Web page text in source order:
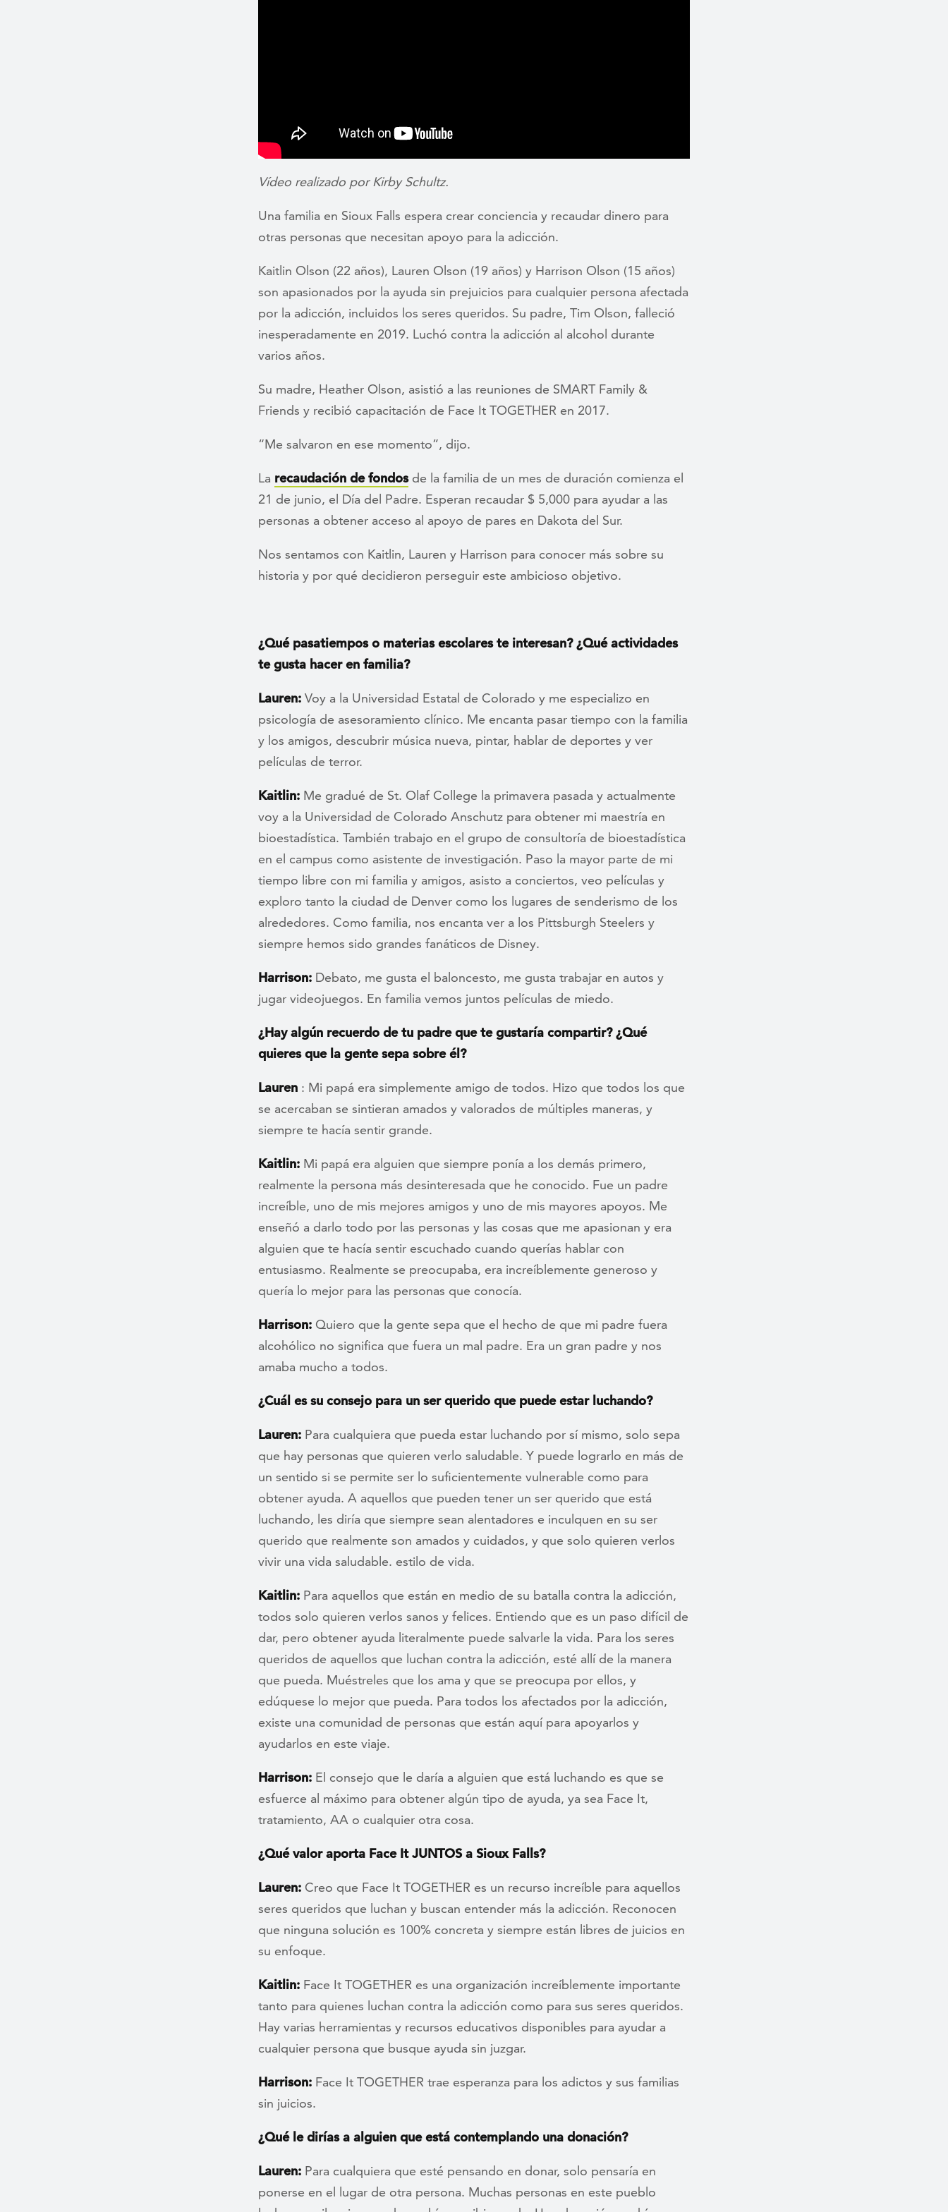
Vídeo realizado por Kirby Schultz.
Una familia en Sioux Falls espera crear conciencia y recaudar dinero para
otras personas que necesitan apoyo para la adicción.
Kaitlin Olson (22 años), Lauren Olson (19 años) y Harrison Olson (15 años)
son apasionados por la ayuda sin prejuicios para cualquier persona afectada
por la adicción, incluidos los seres queridos. Su padre, Tim Olson, falleció
inesperadamente en 2019. Luchó contra la adicción al alcohol durante
varios años.
Su madre, Heather Olson, asistió a las reuniones de SMART Family &
Friends y recibió capacitación de Face It TOGETHER en 2017.
“Me salvaron en ese momento”, dijo.
La recaudación de fondosde la familia de un mes de duración comienza el
21 de junio, el Día del Padre. Esperan recaudar $ 5,000 para ayudar a las
personas a obtener acceso al apoyo de pares en Dakota del Sur.
Nos sentamos con Kaitlin, Lauren y Harrison para conocer más sobre su
historia y por qué decidieron perseguir este ambicioso objetivo.
¿Qué pasatiempos o materias escolares te interesan? ¿Qué actividades
te gusta hacer en familia?
Lauren: Voy a la Universidad Estatal de Colorado y me especializo en
psicología de asesoramiento clínico. Me encanta pasar tiempo con la familia
y los amigos, descubrir música nueva, pintar, hablar de deportes y ver
películas de terror.
Kaitlin: Me gradué de St. Olaf College la primavera pasada y actualmente
voy a la Universidad de Colorado Anschutz para obtener mi maestría en
bioestadística. También trabajo en el grupo de consultoría de bioestadística
en el campus como asistente de investigación. Paso la mayor parte de mi
tiempo libre con mi familia y amigos, asisto a conciertos, veo películas y
exploro tanto la ciudad de Denver como los lugares de senderismo de los
alrededores. Como familia, nos encanta ver a los Pittsburgh Steelers y
siempre hemos sido grandes fanáticos de Disney.
Harrison: Debato, me gusta el baloncesto, me gusta trabajar en autos y
jugar videojuegos. En familia vemos juntos películas de miedo.
¿Hay algún recuerdo de tu padre que te gustaría compartir? ¿Qué
quieres que la gente sepa sobre él?
Lauren : Mi papá era simplemente amigo de todos. Hizo que todos los que
se acercaban se sintieran amados y valorados de múltiples maneras, y
siempre te hacía sentir grande.
Kaitlin: Mi papá era alguien que siempre ponía a los demás primero,
realmente la persona más desinteresada que he conocido. Fue un padre
increíble, uno de mis mejores amigos y uno de mis mayores apoyos. Me
enseñó a darlo todo por las personas y las cosas que me apasionan y era
alguien que te hacía sentir escuchado cuando querías hablar con
entusiasmo. Realmente se preocupaba, era increíblemente generoso y
quería lo mejor para las personas que conocía.
Harrison: Quiero que la gente sepa que el hecho de que mi padre fuera
alcohólico no significa que fuera un mal padre. Era un gran padre y nos
amaba mucho a todos.
¿Cuál es su consejo para un ser querido que puede estar luchando?
Lauren: Para cualquiera que pueda estar luchando por sí mismo, solo sepa
que hay personas que quieren verlo saludable. Y puede lograrlo en más de
un sentido si se permite ser lo suficientemente vulnerable como para
obtener ayuda. A aquellos que pueden tener un ser querido que está
luchando, les diría que siempre sean alentadores e inculquen en su ser
querido que realmente son amados y cuidados, y que solo quieren verlos
vivir una vida saludable. estilo de vida.
Kaitlin: Para aquellos que están en medio de su batalla contra la adicción,
todos solo quieren verlos sanos y felices. Entiendo que es un paso difícil de
dar, pero obtener ayuda literalmente puede salvarle la vida. Para los seres
queridos de aquellos que luchan contra la adicción, esté allí de la manera
que pueda. Muéstreles que los ama y que se preocupa por ellos, y
edúquese lo mejor que pueda. Para todos los afectados por la adicción,
existe una comunidad de personas que están aquí para apoyarlos y
ayudarlos en este viaje.
Harrison: El consejo que le daría a alguien que está luchando es que se
esfuerce al máximo para obtener algún tipo de ayuda, ya sea Face It,
tratamiento, AA o cualquier otra cosa.
¿Qué valor aporta Face It JUNTOS a Sioux Falls?
Lauren: Creo que Face It TOGETHER es un recurso increíble para aquellos
seres queridos que luchan y buscan entender más la adicción. Reconocen
que ninguna solución es 100% concreta y siempre están libres de juicios en
su enfoque.
Kaitlin: Face It TOGETHER es una organización increíblemente importante
tanto para quienes luchan contra la adicción como para sus seres queridos.
Hay varias herramientas y recursos educativos disponibles para ayudar a
cualquier persona que busque ayuda sin juzgar.
Harrison: Face It TOGETHER trae esperanza para los adictos y sus familias
sin juicios.
¿Qué le dirías a alguien que está contemplando una donación?
Lauren: Para cualquiera que esté pensando en donar, solo pensaría en
ponerse en el lugar de otra persona. Muchas personas en este pueblo